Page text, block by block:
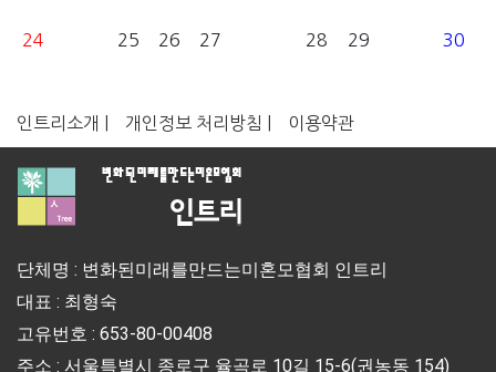
24 25 26 27 28 29 30
인트리소개 | 개인정보 처리방침 | 이용약관
단체명 : 변화된미래를만드는미혼모협회 인트리
대표 : 최형숙
고유번호 : 653-80-00408
주소 : 서울특별시 종로구 율곡로 10길 15-6(권농동 154)